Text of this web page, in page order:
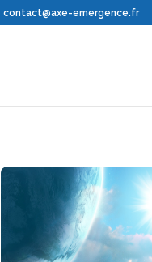
contact@axe-emergence.fr